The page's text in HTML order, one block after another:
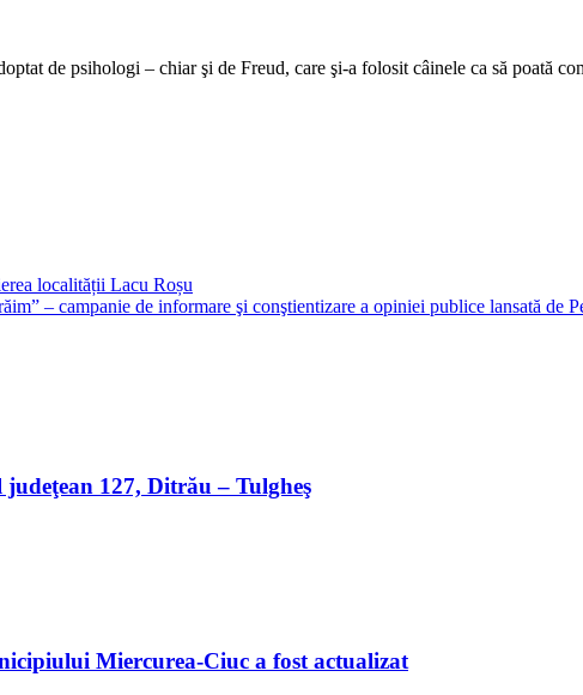
de psihologi – chiar şi de Freud, care şi-a folosit câinele ca să poată
localității Lacu Roșu
– campanie de informare şi conştientizare a opiniei publice lansată de
127, Ditrău – Tulgheş
Miercurea-Ciuc a fost actualizat